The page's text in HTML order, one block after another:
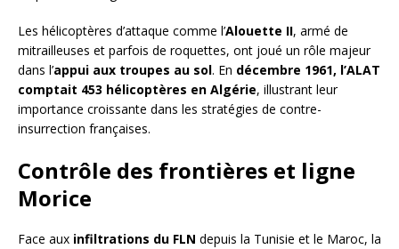
Les hélicoptères d’attaque comme l’Alouette II, armé de
mitrailleuses et parfois de roquettes, ont joué un rôle majeur
dans l’appui aux troupes au sol. En décembre 1961, l’ALAT
comptait 453 hélicoptères en Algérie, illustrant leur
importance croissante dans les stratégies de contre-
insurrection françaises.
Contrôle des frontières et ligne
Morice
Face aux infiltrations du FLN depuis la Tunisie et le Maroc, la